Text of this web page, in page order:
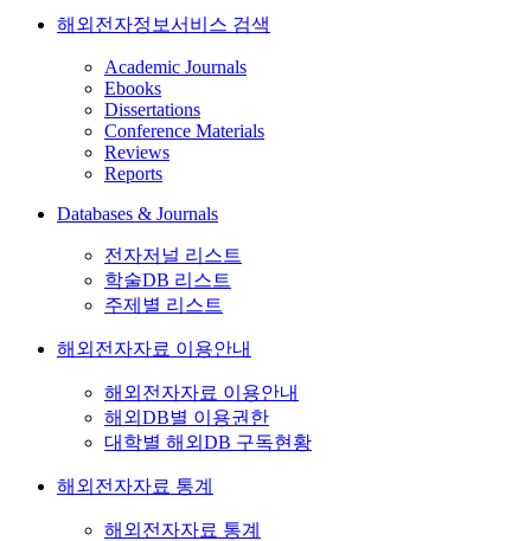
해외전자정보서비스 검색
Academic Journals
Ebooks
Dissertations
Conference Materials
Reviews
Reports
Databases & Journals
전자저널 리스트
학술DB 리스트
주제별 리스트
해외전자자료 이용안내
해외전자자료 이용안내
해외DB별 이용권한
대학별 해외DB 구독현황
해외전자자료 통계
해외전자자료 통계